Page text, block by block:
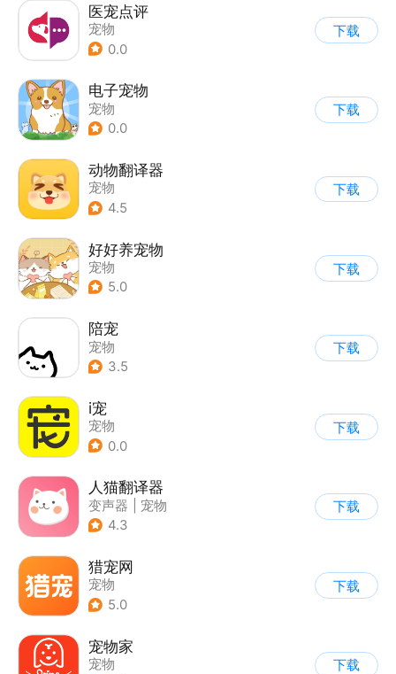
医宠点评
宠物
0.0
下载
电子宠物
宠物
0.0
下载
动物翻译器
宠物
4.5
下载
好好养宠物
宠物
5.0
下载
陪宠
宠物
3.5
下载
i宠
宠物
0.0
下载
人猫翻译器
变声器
宠物
4.3
下载
猎宠网
宠物
5.0
下载
宠物家
宠物
下载